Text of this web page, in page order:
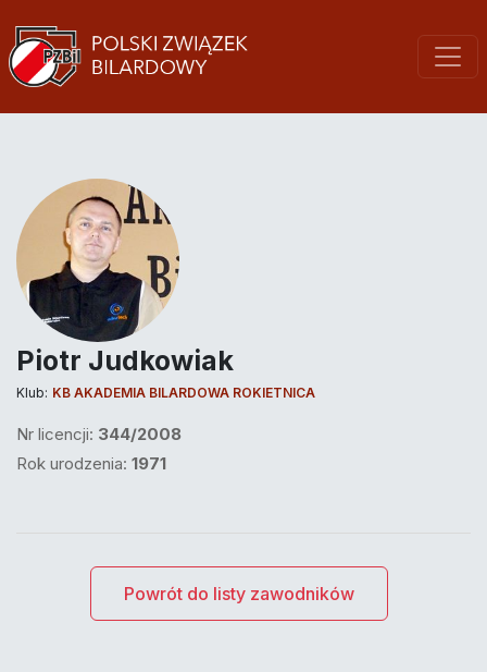
Piotr Judkowiak
Klub: KB AKADEMIA BILARDOWA ROKIETNICA
Nr licencji: 344/2008
Rok urodzenia: 1971
Powrót do listy zawodników